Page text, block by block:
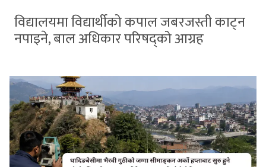
विद्यालयमा विद्यार्थीको कपाल जबरजस्ती काट्न
नपाइने, बाल अधिकार परिषद्को आग्रह